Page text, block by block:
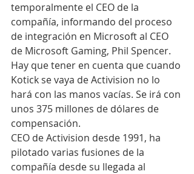
temporalmente el CEO de la
compañía, informando del proceso
de integración en Microsoft al CEO
de Microsoft Gaming, Phil Spencer.
Hay que tener en cuenta que cuando
Kotick se vaya de Activision no lo
hará con las manos vacías. Se irá con
unos 375 millones de dólares de
compensación.
CEO de Activision desde 1991, ha
pilotado varias fusiones de la
compañía desde su llegada al